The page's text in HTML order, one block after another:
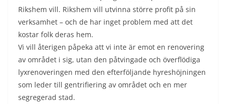
Rikshem vill. Rikshem vill utvinna större profit på sin
verksamhet – och de har inget problem med att det
kostar folk deras hem.
Vi vill återigen påpeka att vi inte är emot en renovering
av området i sig, utan den påtvingade och överflödiga
lyxrenoveringen med den efterföljande hyreshöjningen
som leder till gentrifiering av området och en mer
segregerad stad.